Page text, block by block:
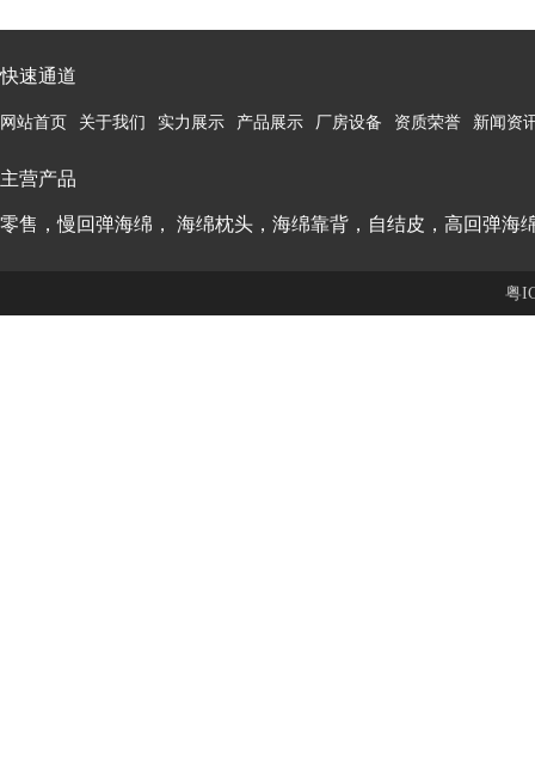
快速通道
网站首页 关于我们 实力展示 产品展示 厂房设备 资质荣誉 新闻资
主营产品
零售，慢回弹海绵， 海绵枕头，海绵靠背，自结皮，高回弹海
粤